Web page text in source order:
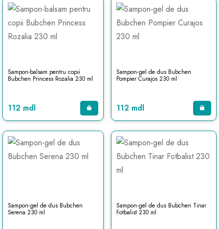
Sampon-balsam pentru copii
Bubchen Princess Rozalia 230 ml
112 mdl
Sampon-gel de dus Bubchen
Pompier Curajos 230 ml
112 mdl
Sampon-gel de dus Bubchen
Serena 230 ml
Sampon-gel de dus Bubchen Tinar
Fotbalist 230 ml